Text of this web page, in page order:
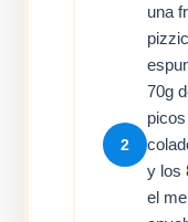
2
una
70g
y los
el